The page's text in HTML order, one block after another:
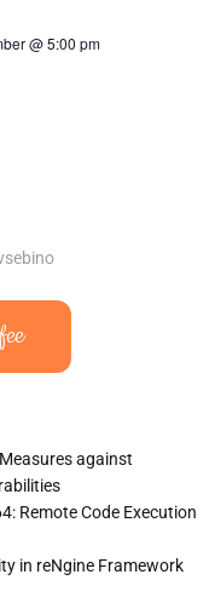
@ 5:00 pm
against
Remote Code Execution
in reNgine Framework